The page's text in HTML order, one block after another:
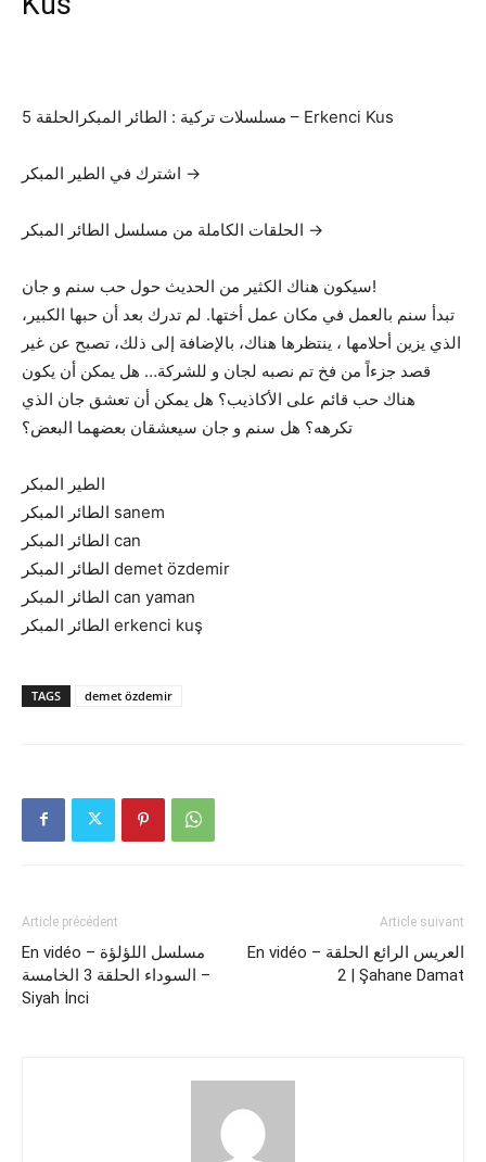
مسلسلات تركية : الطائر المبكرالحلقة 5 – Erkenci Kus
اشترك في الطير المبكر →
الحلقات الكاملة من مسلسل الطائر المبكر →
سيكون هناك الكثير من الحديث حول حب سنم و جان!
تبدأ سنم بالعمل في مكان عمل أختها. لم تدرك بعد أن حبها الكبير،
الذي يزين أحلامها ، ينتظرها هناك، بالإضافة إلى ذلك، تصبح عن غير
قصد جزءاً من فخ تم نصبه لجان و للشركة… هل يمكن أن يكون
هناك حب قائم على الأكاذيب؟ هل يمكن أن تعشق جان الذي
تكرهه؟ هل سنم و جان سيعشقان بعضهما البعض؟
الطير المبكر
الطائر المبكر sanem
الطائر المبكر can
الطائر المبكر demet özdemir
الطائر المبكر can yaman
الطائر المبكر erkenci kuş
TAGS demet özdemir
Article précédent
En vidéo – مسلسل اللؤلؤة
السوداء الحلقة 3 الخامسة –
Siyah İnci
Article suivant
En vidéo – العريس الرائع الحلقة
2 | Şahane Damat